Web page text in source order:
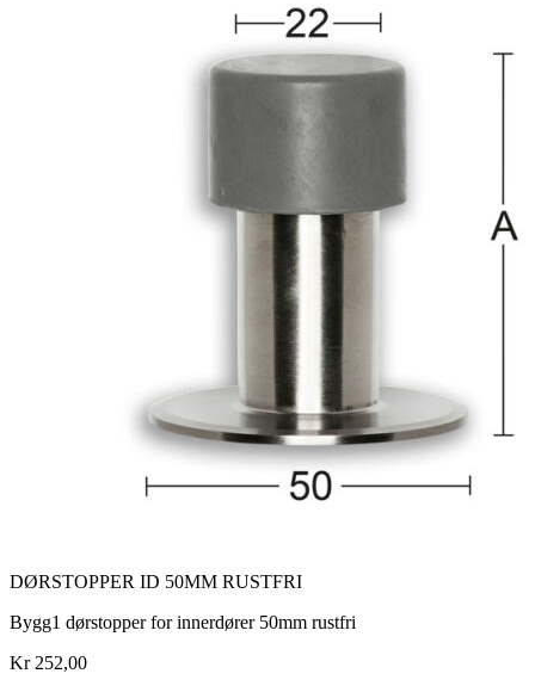
DØRSTOPPER ID 50MM RUSTFRI
Bygg1 dørstopper for innerdører 50mm rustfri
Kr 252,00